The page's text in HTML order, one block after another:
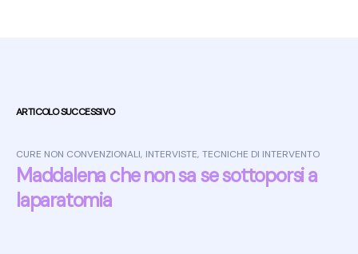
Post navigation
ARTICOLO SUCCESSIVO
CURE NON CONVENZIONALI, INTERVISTE, TECNICHE DI INTERVENTO
Maddalena che non sa se sottoporsi a
laparatomia